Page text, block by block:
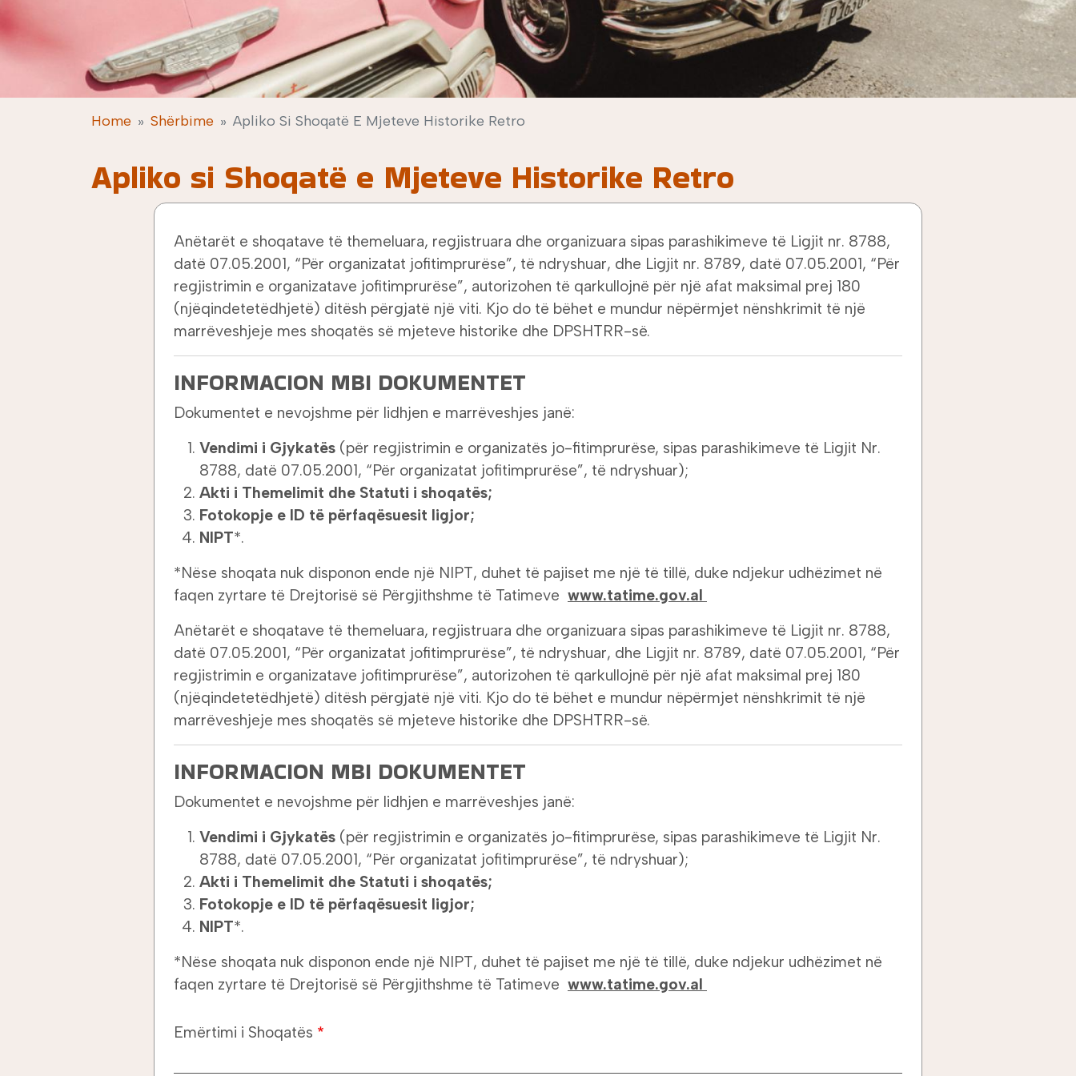
Home Shërbime Apliko Si Shoqatë E Mjeteve Historike Retro
Apliko si Shoqatë e Mjeteve Historike Retro
Anëtarët e shoqatave të themeluara, regjistruara dhe organizuara sipas parashikimeve të Ligjit nr. 8788,
datë 07.05.2001, “Për organizatat jofitimprurëse”, të ndryshuar, dhe Ligjit nr. 8789, datë 07.05.2001, “Për
regjistrimin e organizatave jofitimprurëse”, autorizohen të qarkullojnë për një afat maksimal prej 180
(njëqindetetëdhjetë) ditësh përgjatë një viti. Kjo do të bëhet e mundur nëpërmjet nënshkrimit të një
marrëveshjeje mes shoqatës së mjeteve historike dhe DPSHTRR-së.
INFORMACION MBI DOKUMENTET
Dokumentet e nevojshme për lidhjen e marrëveshjes janë:
Vendimi i Gjykatës (për regjistrimin e organizatës jo-fitimprurëse, sipas parashikimeve të Ligjit Nr.
8788, datë 07.05.2001, “Për organizatat jofitimprurëse”, të ndryshuar);
Akti i Themelimit dhe Statuti i shoqatës;
Fotokopje e ID të përfaqësuesit ligjor;
NIPT*.
*Nëse shoqata nuk disponon ende një NIPT, duhet të pajiset me një të tillë, duke ndjekur udhëzimet në
faqen zyrtare të Drejtorisë së Përgjithshme të Tatimeve www.tatime.gov.al
Anëtarët e shoqatave të themeluara, regjistruara dhe organizuara sipas parashikimeve të Ligjit nr. 8788,
datë 07.05.2001, “Për organizatat jofitimprurëse”, të ndryshuar, dhe Ligjit nr. 8789, datë 07.05.2001, “Për
regjistrimin e organizatave jofitimprurëse”, autorizohen të qarkullojnë për një afat maksimal prej 180
(njëqindetetëdhjetë) ditësh përgjatë një viti. Kjo do të bëhet e mundur nëpërmjet nënshkrimit të një
marrëveshjeje mes shoqatës së mjeteve historike dhe DPSHTRR-së.
INFORMACION MBI DOKUMENTET
Dokumentet e nevojshme për lidhjen e marrëveshjes janë:
Vendimi i Gjykatës (për regjistrimin e organizatës jo-fitimprurëse, sipas parashikimeve të Ligjit Nr.
8788, datë 07.05.2001, “Për organizatat jofitimprurëse”, të ndryshuar);
Akti i Themelimit dhe Statuti i shoqatës;
Fotokopje e ID të përfaqësuesit ligjor;
NIPT*.
*Nëse shoqata nuk disponon ende një NIPT, duhet të pajiset me një të tillë, duke ndjekur udhëzimet në
faqen zyrtare të Drejtorisë së Përgjithshme të Tatimeve www.tatime.gov.al
Emërtimi i Shoqatës